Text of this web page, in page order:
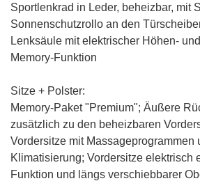
Sportlenkrad in Leder, beheizbar, mit
Sonnenschutzrollo an den
Lenksäule mit elektrischer Höhen-
Memory-Funktion
Sitze + Polster:
Memory-Paket "Premium"; Äußere
zusätzlich zu den beheizbaren
Vordersitze mit Massageprogrammen
Klimatisierung; Vordersitze elektrisch
Funktion und längs verschiebbarer